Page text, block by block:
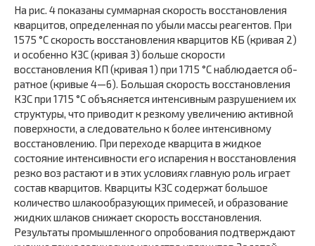
На рис. 4 показаны суммарная скорость восстановления
кварцитов, определенная по убыли массы реагентов. При
1575 °С скорость восста­новления кварцитов КБ (кривая 2)
и особенно КЗС (кривая 3) больше скорости
восстановления КП (кривая 1) при 1715 °С наблюдается об­
ратное (кривые 4—6). Большая скорость восстановления
КЗС при 1715 °С объясняется интенсивным разрушением их
структуры, что при­водит к резкому увеличению активной
поверхности, а следовательно к более интенсивному
восстановлению. При переходе кварцита в жид­кое
состояние интенсивности его испарения н восстановления
резко воз растают и в этих условиях главную роль играет
состав кварцитов. Кварциты КЗС содержат большое
количество шлакообразующих примесей, и образование
жидких шлаков снижает скорость восстановле­ния.
Результаты промышленного опробования подтверждают